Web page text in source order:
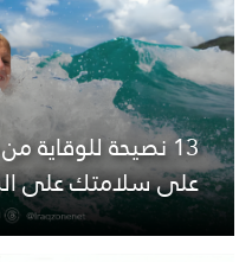
13 نصيحة
على سلامتك على